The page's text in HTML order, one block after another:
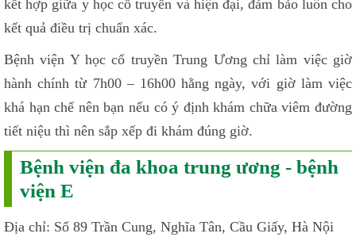
kết hợp giữa y học cổ truyền và hiện đại, đảm bảo luôn cho
kết quả điều trị chuẩn xác.
Bệnh viện Y học cổ truyền Trung Ương chỉ làm việc giờ
hành chính từ 7h00 – 16h00 hằng ngày, với giờ làm việc
khá hạn chế nên bạn nếu có ý định khám chữa viêm đường
tiết niệu thì nên sắp xếp đi khám đúng giờ.
Bệnh viện đa khoa trung ương - bệnh
viện E
Địa chỉ: Số 89 Trần Cung, Nghĩa Tân, Cầu Giấy, Hà Nội